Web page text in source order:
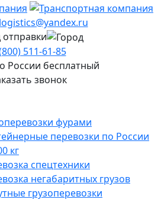
отправки
511-61-85
России бесплатный
звонок
фурами
перевозки по России
кг
спецтехники
негабаритных грузов
грузоперевозки